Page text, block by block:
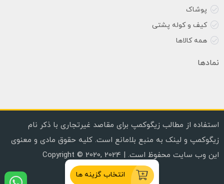
پوشاک
کیف و کوله پشتی
همه کالاها
نمادها
استفاده از مطالب زیگوکمپ برای مقاصد غیرتجاری با ذکر نام
زیگوکمپ و لینک به منبع بلامانع است. کلیه حقوق مادی و معنوی
این وب سایت محفوظ است. | Copyright © 2020, 2024
انتخاب گزینه ها